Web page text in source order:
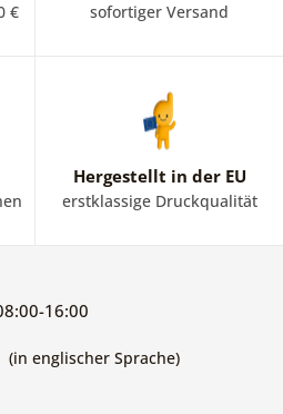
€ sofortiger Versand
Hergestellt in der EU
erstklassige Druckqualität
16:00
(in englischer Sprache)